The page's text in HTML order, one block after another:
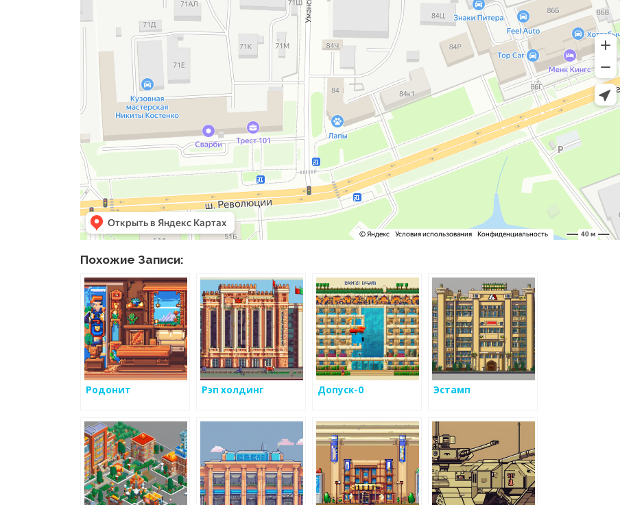
Похожие Записи:
Родонит Рэп холдинг Допуск-0 Эстамп